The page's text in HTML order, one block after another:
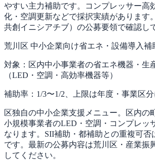
やすい主力補助です。コンプレッサー高
化・空調更新などで採択実績があります
共創イニシアチブ）の公募要領で確認し
荒川区 中小企業向け省エネ・設備導入補
対象： 区内中小事業者の省エネ機器・生
（LED・空調・高効率機器等）
補助率： 1/3〜1/2、上限は年度・事業区分
区独自の中小企業支援メニュー。区内の
小規模事業者のLED・空調・コンプレッ
なります。SII補助・都補助との重複可否
です。最新の公募内容は荒川区・産業振
してください。